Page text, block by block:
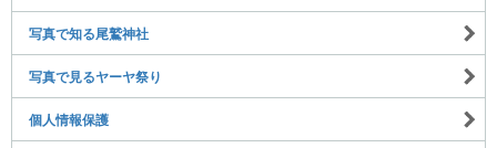
写真で知る尾鷲神社
写真で見るヤーヤ祭り
個人情報保護